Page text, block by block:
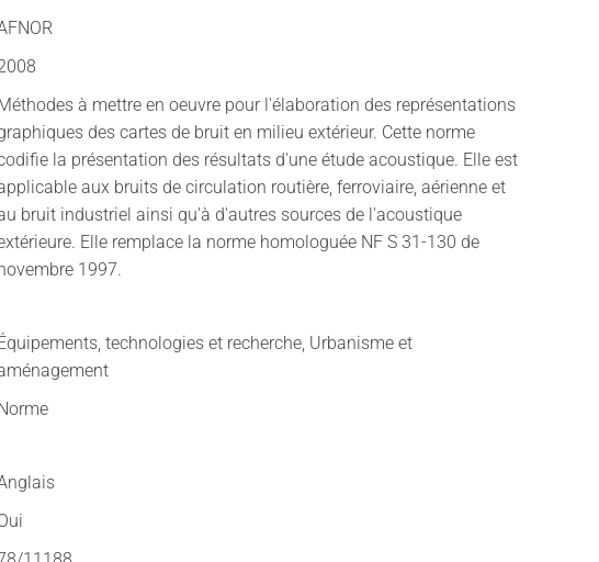
à mettre en oeuvre pour l'élaboration des représentations
des cartes de bruit en milieu extérieur. Cette norme
la présentation des résultats d'une étude acoustique. Elle est
aux bruits de circulation routière, ferroviaire, aérienne et
bruit industriel ainsi qu'à d'autres sources de l'acoustique
Elle remplace la norme homologuée NF S 31-130 de
1997.
technologies et recherche, Urbanisme et